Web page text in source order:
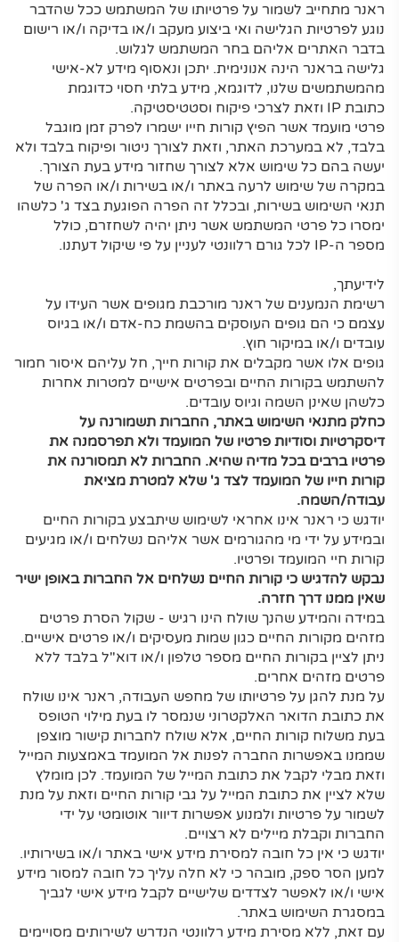
ראנר מתחייב לשמור על פרטיותו של המשתמש ככל שהדבר
נוגע לפרטיות הגלישה ואי ביצוע מעקב ו/או בדיקה ו/או רישום
בדבר האתרים אליהם בחר המשתמש לגלוש.
גלישה בראנר הינה אנונימית. יתכן ונאסוף מידע לא-אישי
מהמשתמשים שלנו, לדוגמא, מידע בלתי חסוי כדוגמת
כתובת IP וזאת לצרכי פיקוח וסטטיסטיקה.
פרטי מועמד אשר הפיץ קורות חייו ישמרו לפרק זמן מוגבל
בלבד, לא במערכת האתר, וזאת לצורך ניטור ופיקוח בלבד ולא
יעשה בהם כל שימוש אלא לצורך שחזור מידע בעת הצורך.
במקרה של שימוש לרעה באתר ו/או בשירות ו/או הפרה של
תנאי השימוש בשירות, ובכלל זה הפרה הפוגעת בצד ג' כלשהו
ימסרו כל פרטי המשתמש אשר ניתן יהיה לשחזרם, כולל
מספר ה-IP לכל גורם רלוונטי לעניין על פי שיקול דעתנו.
לידיעתך,
רשימת הנמענים של ראנר מורכבת מגופים אשר העידו על
עצמם כי הם גופים העוסקים בהשמת כח-אדם ו/או בגיוס
עובדים ו/או במיקור חוץ.
גופים אלו אשר מקבלים את קורות חייך, חל עליהם איסור חמור
להשתמש בקורות החיים ובפרטים אישיים למטרות אחרות
כלשהן שאינן השמה וגיוס עובדים.
כחלק מתנאי השימוש באתר, החברות תשמורנה על
דיסקרטיות וסודיות פרטיו של המועמד ולא תפרסמנה את
פרטיו ברבים בכל מדיה שהיא. החברות לא תמסורנה את
קורות חייו של המועמד לצד ג' שלא למטרת מציאת
עבודה/השמה.
יודגש כי ראנר אינו אחראי לשימוש שיתבצע בקורות החיים
ובמידע על ידי מי מהגורמים אשר אליהם נשלחים ו/או מגיעים
קורות חיי המועמד ופרטיו.
נבקש להדגיש כי קורות החיים נשלחים אל החברות באופן ישיר
שאין ממנו דרך חזרה.
במידה והמידע שהנך שולח הינו רגיש - שקול הסרת פרטים
מזהים מקורות החיים כגון שמות מעסיקים ו/או פרטים אישיים.
ניתן לציין בקורות החיים מספר טלפון ו/או דוא"ל בלבד ללא
פרטים מזהים אחרים.
על מנת להגן על פרטיותו של מחפש העבודה, ראנר אינו שולח
את כתובת הדואר האלקטרוני שנמסר לו בעת מילוי הטופס
בעת משלוח קורות החיים, אלא שולח לחברות קישור מוצפן
שממנו באפשרות החברה לפנות אל המועמד באמצעות המייל
וזאת מבלי לקבל את כתובת המייל של המועמד. לכן מומלץ
שלא לציין את כתובת המייל על גבי קורות החיים וזאת על מנת
לשמור על פרטיות ולמנוע אפשרות דיוור אוטומטי על ידי
החברות וקבלת מיילים לא רצויים.
יודגש כי אין כל חובה למסירת מידע אישי באתר ו/או בשירותיו.
למען הסר ספק, מובהר כי לא חלה עליך כל חובה למסור מידע
אישי ו/או לאפשר לצדדים שלישיים לקבל מידע אישי לגביך
במסגרת השימוש באתר.
עם זאת, ללא מסירת מידע רלוונטי הנדרש לשירותים מסויימים